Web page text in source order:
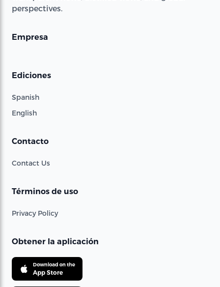
perspectives.
Empresa
Ediciones
Spanish
English
Contacto
Contact Us
Términos de uso
Privacy Policy
Obtener la aplicación
Download on the
App Store